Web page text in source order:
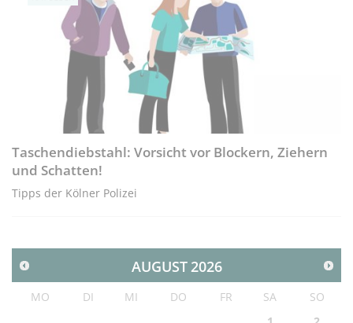
Taschendiebstahl: Vorsicht vor Blockern, Ziehern
und Schatten!
Tipps der Kölner Polizei
AUGUST 2026
MO DI MI DO FR SA
SO